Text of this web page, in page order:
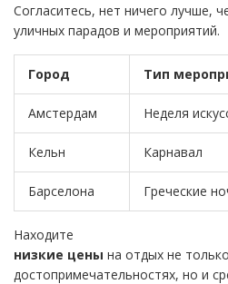
Согласитесь, нет ничего лучше,
уличных парадов и мероприятий.
Город Тип
Амстердам Неделя
Кельн Карнавал
Барселона Греческие
Находите
низкие цены на отдых не
достопримечательностях, но и